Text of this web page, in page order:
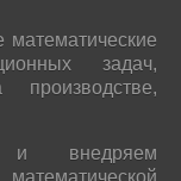
математические
задач,
и внедряем